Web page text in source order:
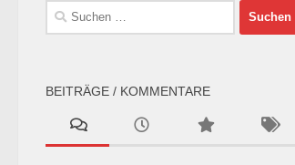
Suchen
nach:
BEITRÄGE / KOMMENTARE